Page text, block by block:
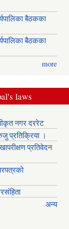
बैठकका
बैठकका
more
laws
नगर दररेट
प्रतिक्रिया ।
प्रतिवेदन
अन्य